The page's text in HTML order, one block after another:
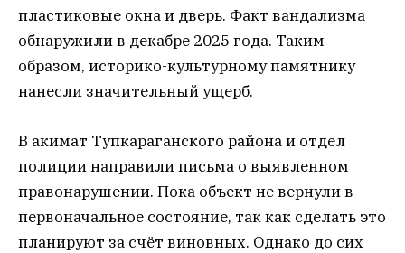
пластиковые окна и дверь. Факт вандализма
обнаружили в декабре 2025 года. Таким
образом, историко-культурному памятнику
нанесли значительный ущерб.
В акимат Тупкараганского района и отдел
полиции направили письма о выявленном
правонарушении. Пока объект не вернули в
первоначальное состояние, так как сделать это
планируют за счёт виновных. Однако до сих